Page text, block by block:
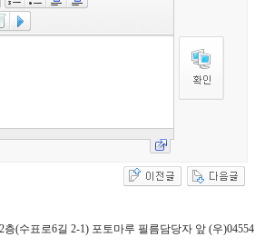
층(수표로6길 2-1) 포토마루 필름담당자 앞 (우)04554